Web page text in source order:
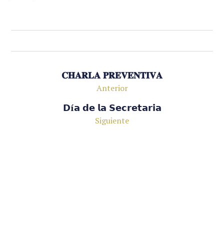
𝐂𝐇𝐀𝐑𝐋𝐀 𝐏𝐑𝐄𝐕𝐄𝐍𝐓𝐈𝐕𝐀
Anterior
𝗗í𝗮 𝗱𝗲 𝗹𝗮 𝗦𝗲𝗰𝗿𝗲𝘁𝗮𝗿𝗶𝗮
Siguiente